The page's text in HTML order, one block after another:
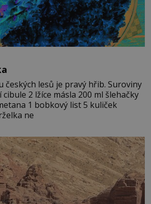
lesů je pravý hřib. Suroviny
2 lžíce másla 200 ml šlehačky
1 bobkový list 5 kuliček
ne